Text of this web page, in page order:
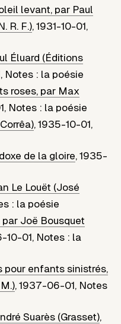
levant, par Paul
R. F.),1931-10-01,
Éluard (Éditions
, Notes : la poésie
roses, par Max
, Notes : la poésie
,1935-10-01,
de la gloire,1935-
Le Louët (José
: la poésie
Joë Bousquet
10-01, Notes : la
enfants sinistrés,
,1937-06-01, Notes
Suarès (Grasset),